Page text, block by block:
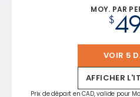
MOY. PAR
$
VOIR 5
AFFICHER
Prix de départ en CAD, valide pour